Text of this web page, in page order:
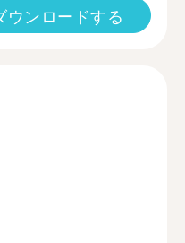
ウンロードする